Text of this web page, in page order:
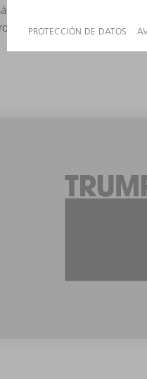
especial. La máquina
y la realización de